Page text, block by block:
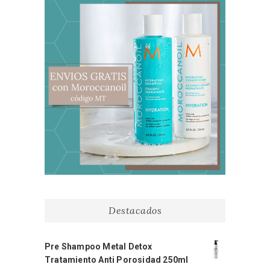
Destacados
Pre Shampoo Metal Detox
Tratamiento Anti Porosidad 250ml